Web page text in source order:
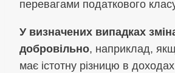
перевагами податкового
У визначених випадках
добровільно, наприклад,
має істотну різницю в